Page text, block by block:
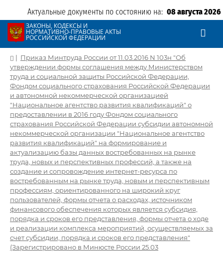
Актуальные документы по состоянию на: 08 августа 2026
ЗАКОНЫ, КОДЕКСЫ И
НОРМАТИВНО-ПРАВОВЫЕ АКТЫ
РОССИЙСКОЙ ФЕДЕРАЦИИ
| Приказ Минтруда России от 11.03.2016 N 103н "Об
утверждении формы соглашения между Министерством
труда и социальной защиты Российской Федерации,
Фондом социального страхования Российской Федерации
и автономной некоммерческой организацией
"Национальное агентство развития квалификаций" о
предоставлении в 2016 году Фондом социального
страхования Российской Федерации субсидии автономной
некоммерческой организации "Национальное агентство
развития квалификаций" на формирование и
актуализацию базы данных востребованных на рынке
труда, новых и перспективных профессий, а также на
создание и сопровождение интернет-ресурса по
востребованным на рынке труда, новым и перспективным
профессиям, ориентированного на широкий круг
пользователей, формы отчета о расходах, источником
финансового обеспечения которых является субсидия,
порядка и сроков его представления, формы отчета о ходе
и реализации комплекса мероприятий, осуществляемых за
счет субсидии, порядка и сроков его представления"
(Зарегистрировано в Минюсте России 25.03